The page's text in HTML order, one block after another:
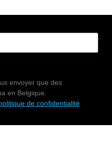
envoyer que des
en Belgique.
de confidentialité